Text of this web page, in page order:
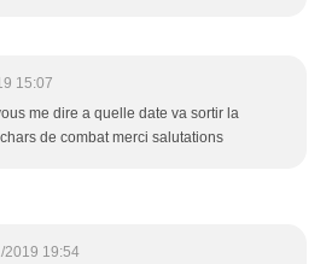
15:07
me dire a quelle date va sortir la
de combat merci salutations
2019 19:54